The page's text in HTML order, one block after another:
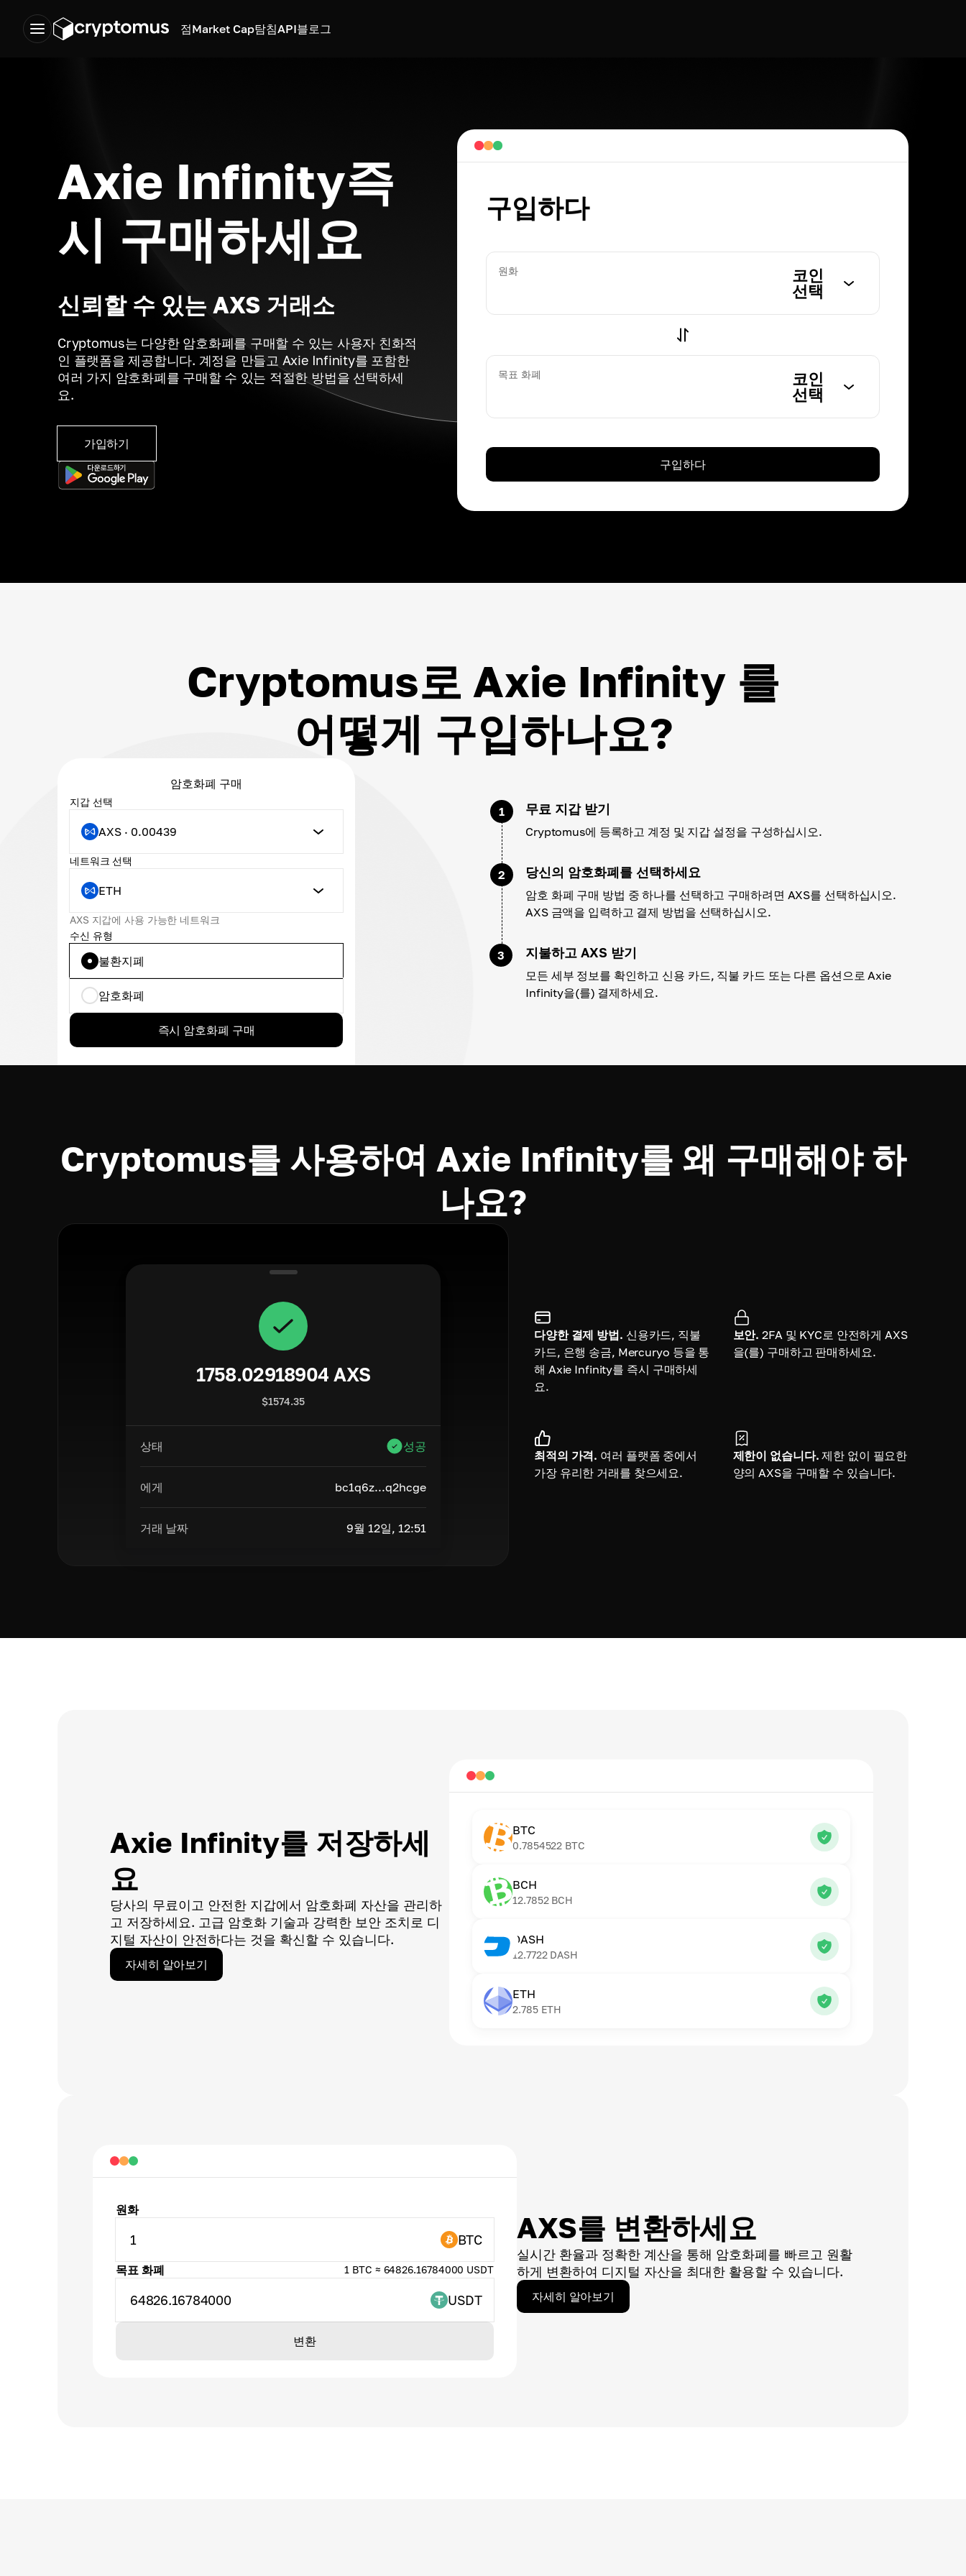
점Market Cap탐침API블로그
Axie Infinity즉
시 구매하세요
신뢰할 수 있는 AXS 거래소
Cryptomus는 다양한 암호화폐를 구매할 수 있는 사용자 친화적
인 플랫폼을 제공합니다. 계정을 만들고 Axie Infinity를 포함한
여러 가지 암호화폐를 구매할 수 있는 적절한 방법을 선택하세
요.
가입하기
구입하다
원화
코인
선택
목표 화폐
코인
선택
구입하다
Cryptomus로 Axie Infinity 를
어떻게 구입하나요?
암호화폐 구매
지갑 선택
AXS · 0.00439
네트워크 선택
ETH
AXS 지갑에 사용 가능한 네트워크
수신 유형
불환지폐
암호화폐
즉시 암호화폐 구매
1 무료 지갑 받기
Cryptomus에 등록하고 계정 및 지갑 설정을 구성하십시오.
2 당신의 암호화폐를 선택하세요
암호 화폐 구매 방법 중 하나를 선택하고 구매하려면 AXS를 선택하십시오.
AXS 금액을 입력하고 결제 방법을 선택하십시오.
3 지불하고 AXS 받기
모든 세부 정보를 확인하고 신용 카드, 직불 카드 또는 다른 옵션으로 Axie
Infinity을(를) 결제하세요.
Cryptomus를 사용하여 Axie Infinity를 왜 구매해야 하
나요?
1758.02918904 AXS
$1574.35
상태 성공
에게 bc1q6z...q2hcge
거래 날짜 9월 12일, 12:51
다양한 결제 방법. 신용카드, 직불
카드, 은행 송금, Mercuryo 등을 통
해 Axie Infinity를 즉시 구매하세
요.
보안. 2FA 및 KYC로 안전하게 AXS
을(를) 구매하고 판매하세요.
최적의 가격. 여러 플랫폼 중에서
가장 유리한 거래를 찾으세요.
제한이 없습니다. 제한 없이 필요한
양의 AXS을 구매할 수 있습니다.
Axie Infinity를 저장하세
요
당사의 무료이고 안전한 지갑에서 암호화폐 자산을 관리하
고 저장하세요. 고급 암호화 기술과 강력한 보안 조치로 디
지털 자산이 안전하다는 것을 확신할 수 있습니다.
자세히 알아보기
BTC
0.7854522 BTC
BCH
12.7852 BCH
DASH
12.7722 DASH
ETH
2.785 ETH
AXS를 변환하세요
실시간 환율과 정확한 계산을 통해 암호화폐를 빠르고 원활
하게 변환하여 디지털 자산을 최대한 활용할 수 있습니다.
자세히 알아보기
원화
1 BTC
목표 화폐 1 BTC ≈ 64826.16784000 USDT
64826.16784000 USDT
변환